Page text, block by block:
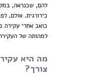
להם, שכנראה,
כירורגית. אולם,
כואב אחרי עקירה
למהותה של
מה היא
צורך?